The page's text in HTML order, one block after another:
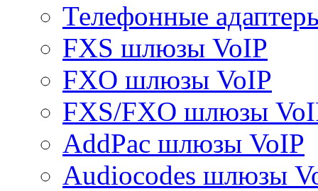
Телефонные
FXS шлюзы VoIP
FXO шлюзы VoIP
FXS/FXO шлюзы
AddPac шлюзы VoIP
Audiocodes шлюзы